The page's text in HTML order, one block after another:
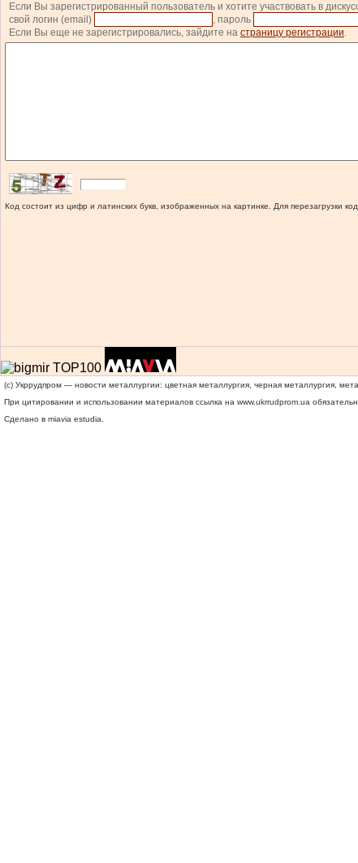
Если Вы зарегистрированный пользователь и хотите участвовать в
свой логин (email)
, пароль
Если Вы еще не зарегистрировались, зайдите на страницу регистрации.
Код состоит из цифр и латинских букв, изображенных на картинке. Для перезагрузки
(c) Укррудпром — новости металлургии: цветная металлургия, черная металлургия,
При цитировании и использовании материалов ссылка на www.ukrrudprom.ua
Сделано в miavia estudia.